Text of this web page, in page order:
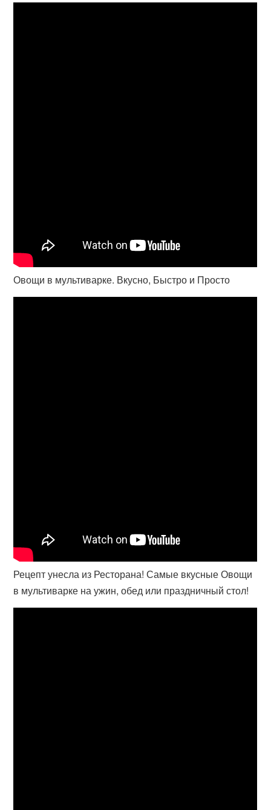
Овощи в мультиварке. Вкусно, Быстро и Просто
Рецепт унесла из Ресторана! Самые вкусные Овощи
в мультиварке на ужин, обед или праздничный стол!